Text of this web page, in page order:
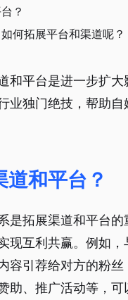
？
何拓展平台和渠道呢？
和平台是进一步扩
业独门绝技，帮助
和平台？
是拓展渠道和平台
现互利共赢。例如
容引荐给对方的粉
助、推广活动等，